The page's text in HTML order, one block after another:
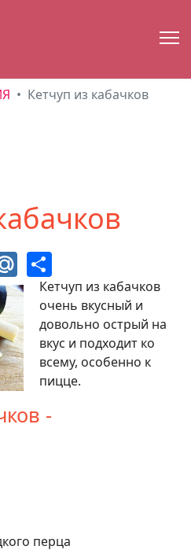
Кетчуп из кабачков
Mail.Ru
Кетчуп из кабачков
очень вкусный и
довольно острый на
вкус и подходит ко
всему, особенно к
пицце.
-
перца